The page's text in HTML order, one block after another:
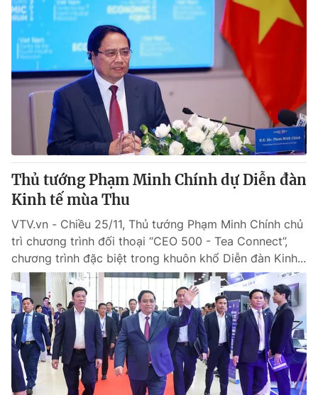
Y tế
Thế giới
Tin tức
Thế giới đó đây
Câu chuyện quốc tế
Kinh tế
Tài chính
Thị trường
Góc doanh nghiệp
Dữ liệu và đời sống
Truyền hình
Hậu trường
Nhân vật
Khán giả
Giải sao mai
Giải trí
Điện ảnh
Âm nhạc
Sao
Đời sống
Du lịch
Làm đẹp
Chất lượng cuộc sống
Giáo dục
Tuyển sinh
Học trực tuyến
Công nghệ
Hitech Công nghệ tương lai
Giao lưu trực tuyến
Thủ tướng Phạm Minh Chính dự Diễn đàn
Kinh tế mùa Thu
VTV.vn - Chiều 25/11, Thủ tướng Phạm Minh Chính chủ
trì chương trình đối thoại “CEO 500 - Tea Connect”,
chương trình đặc biệt trong khuôn khổ Diễn đàn Kinh...